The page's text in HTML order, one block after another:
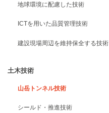
地球環境に配慮した技術
ICTを用いた品質管理技術
建設現場周辺を維持保全する技術
土木技術
山岳トンネル技術
シールド・推進技術